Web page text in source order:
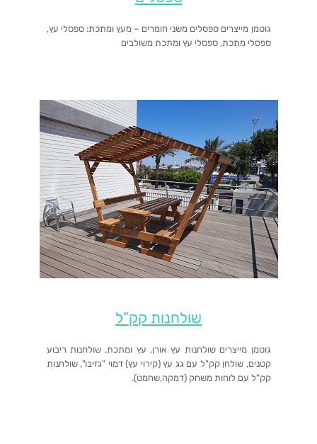
גוטמן מייצרים ספסלים משני חומרים – מעץ ומתכת: ספסלי עץ,
ספסלי מתכת, ספסלי עץ ומתכת משולבים
שולחנות קק”ל
גוטמן מייצרים שולחנות עץ אורן, עץ ומתכת, שולחנות ריבוע
קטנים, שולחן קק"ל עם גג עץ (קירוי עץ) דמוי "גזיבו", שולחנות
קק"ל עם לוחות משחק (דמקה,שחמט).